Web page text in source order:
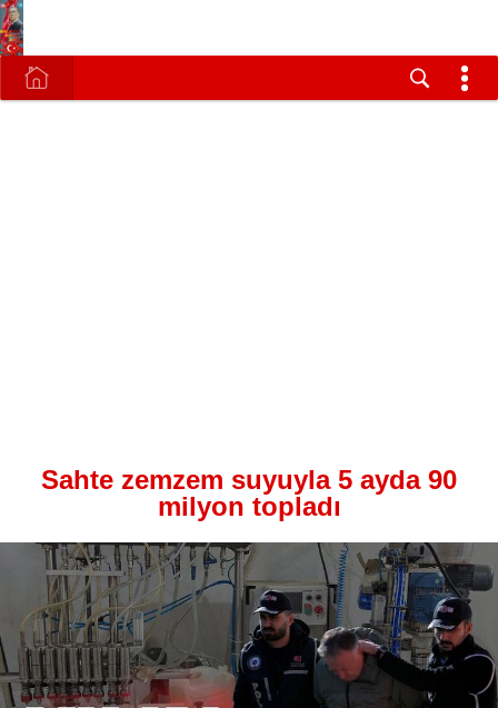
Sahte zemzem suyuyla 5 ayda 90
milyon topladı